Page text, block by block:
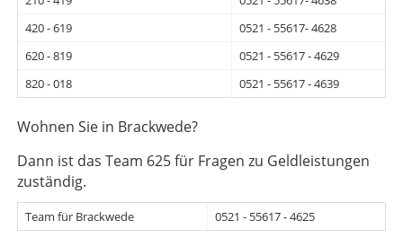
420 - 619
0521 - 55617- 4628
620 - 819
0521 - 55617 - 4629
820 - 018
0521 - 55617 - 4639
Wohnen Sie in Brackwede?
Dann ist das Team 625 für Fragen zu Geldleistungen
zuständig.
Team für Brackwede 0521 - 55617 - 4625